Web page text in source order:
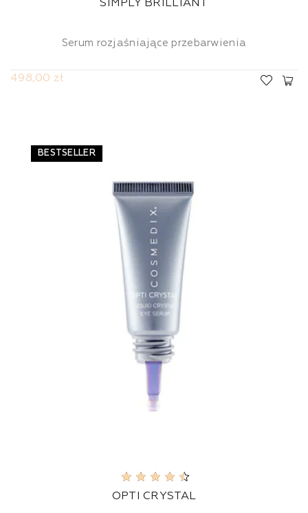
SIMPLY BRILLIANT
Serum rozjaśniające przebarwienia
498,00 zł
BESTSELLER
OPTI CRYSTAL